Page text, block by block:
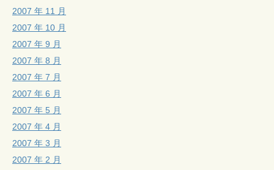
2007 年 11 月
2007 年 10 月
2007 年 9 月
2007 年 8 月
2007 年 7 月
2007 年 6 月
2007 年 5 月
2007 年 4 月
2007 年 3 月
2007 年 2 月